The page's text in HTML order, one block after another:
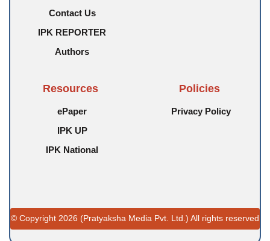
Contact Us
IPK REPORTER
Authors
Resources
ePaper
IPK UP
IPK National
Policies
Privacy Policy
© Copyright 2026 (Pratyaksha Media Pvt. Ltd.) All rights reserved